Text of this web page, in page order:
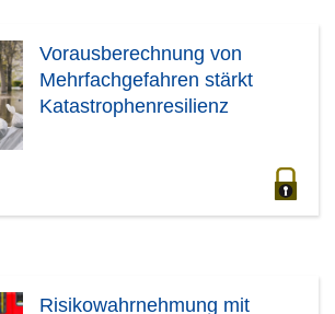
Vorausberechnung von
Mehrfachgefahren stärkt
Katastrophenresilienz
Risikowahrnehmung mit